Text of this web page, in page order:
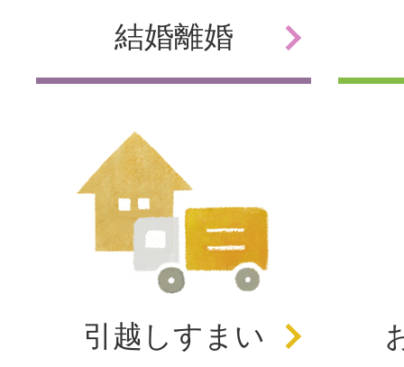
結婚離婚
引越しすまい